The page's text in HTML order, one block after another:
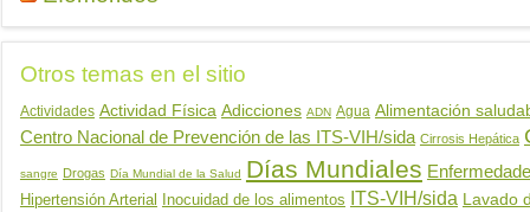
Otros temas en el sitio
Actividades Actividad Física Adicciones ADN Agua Alimentación
Centro Nacional de Prevención de las ITS-VIH/sida Cirrosis Hepática
sangre Drogas Día Mundial de la Salud Días Mundiales
Hipertensión Arterial Inocuidad de los alimentos ITS-VIH/sida Lavado